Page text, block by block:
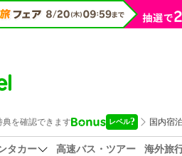
タカー 高速バス・ツアー
海外旅